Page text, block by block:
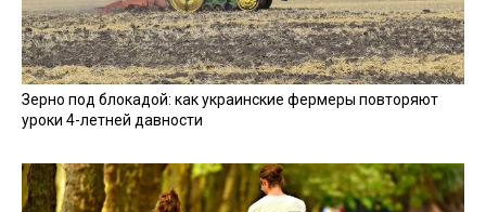
Зерно под блокадой: как украинские фермеры повторяют
уроки 4-летней давности